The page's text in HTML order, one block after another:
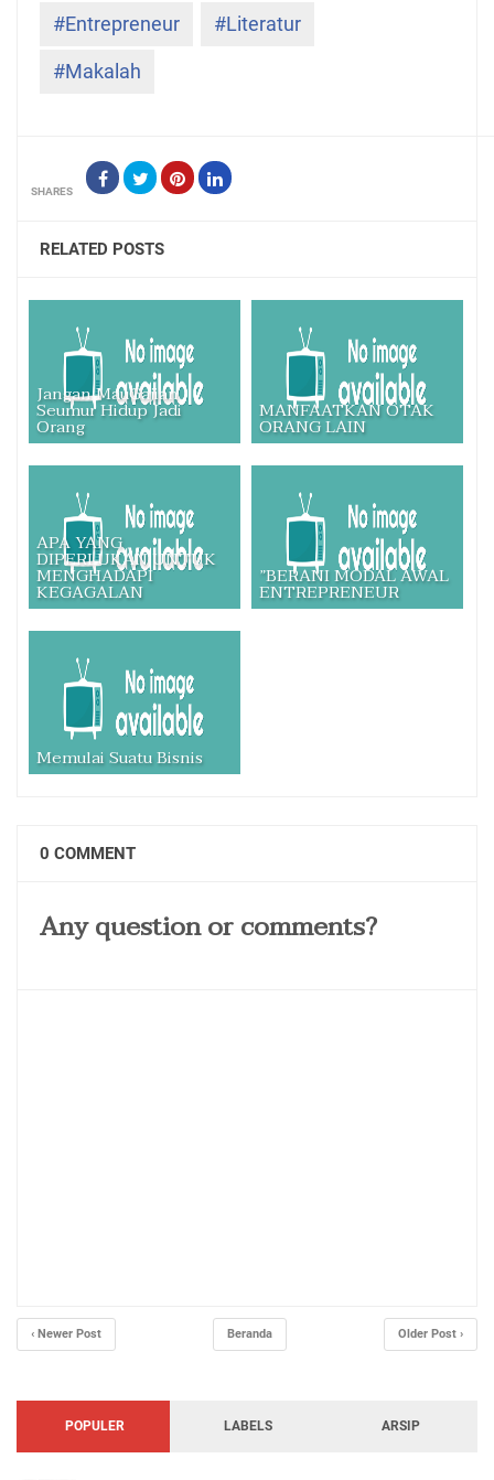
#Entrepreneur #Literatur
#Makalah
SHARES
RELATED POSTS
Jangan MauGajian
Seumur Hidup Jadi
Orang
MANFAATKAN OTAK
ORANG LAIN
APA YANG
DIPERLUKAN UNTUK
MENGHADAPI
KEGAGALAN
”BERANI MODAL AWAL
ENTREPRENEUR
Memulai Suatu Bisnis
0 COMMENT
‹ Newer Post Older Post ›
Beranda
POPULER LABELS ARSIP